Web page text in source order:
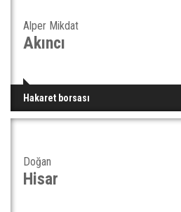
Alper Mikdat
Akıncı
Hakaret borsası
Doğan
Hisar